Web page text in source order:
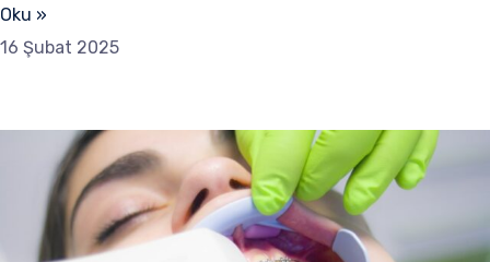
Oku »
16 Şubat 2025